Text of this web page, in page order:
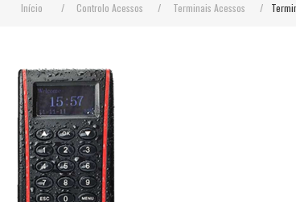
Início / Controlo Acessos / Terminais Acessos /